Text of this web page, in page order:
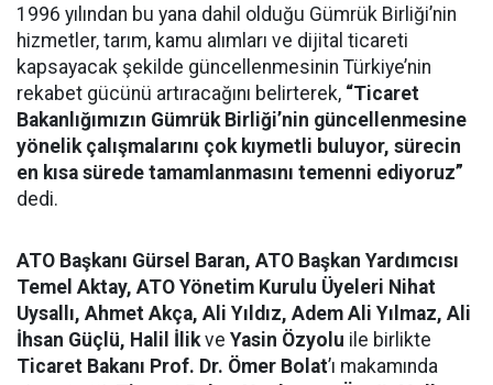
1996 yılından bu yana dahil olduğu Gümrük Birliği’nin
hizmetler, tarım, kamu alımları ve dijital ticareti
kapsayacak şekilde güncellenmesinin Türkiye’nin
rekabet gücünü artıracağını belirterek, “Ticaret
Bakanlığımızın Gümrük Birliği’nin güncellenmesine
yönelik çalışmalarını çok kıymetli buluyor, sürecin
en kısa sürede tamamlanmasını temenni ediyoruz”
dedi.
ATO Başkanı Gürsel Baran, ATO Başkan Yardımcısı
Temel Aktay, ATO Yönetim Kurulu Üyeleri Nihat
Uysallı, Ahmet Akça, Ali Yıldız, Adem Ali Yılmaz, Ali
İhsan Güçlü, Halil İlikve Yasin Özyolu ile birlikte
Ticaret Bakanı Prof. Dr. Ömer Bolat’ı makamında